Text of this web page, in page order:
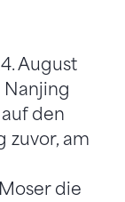
August
Nanjing
den
zuvor, am
die